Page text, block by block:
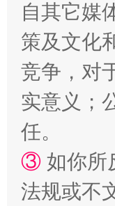
扯下公款
自其它媒
策及文化
竞争，对
实意义；
任。
③ 如你所
法规或不